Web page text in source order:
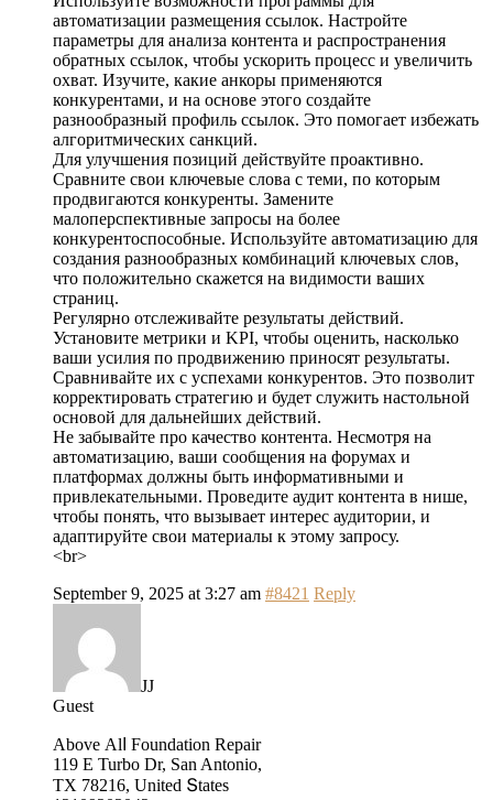
автоматизации размещения ссылок. Настройте
параметры для анализа контента и распространения
обратных ссылок, чтобы ускорить процесс и увеличить
охват. Изучите, какие анкоры применяются
конкурентами, и на основе этого создайте
разнообразный профиль ссылок. Это помогает избежать
алгоритмических санкций.
Для улучшения позиций действуйте проактивно.
Сравните свои ключевые слова с теми, по которым
продвигаются конкуренты. Замените
малоперспективные запросы на более
конкурентоспособные. Используйте автоматизацию для
создания разнообразных комбинаций ключевых слов,
что положительно скажется на видимости ваших
страниц.
Регулярно отслеживайте результаты действий.
Установите метрики и KPI, чтобы оценить, насколько
ваши усилия по продвижению приносят результаты.
Сравнивайте их с успехами конкурентов. Это позволит
корректировать стратегию и будет служить настольной
основой для дальнейших действий.
Не забывайте про качество контента. Несмотря на
автоматизацию, ваши сообщения на форумах и
платформах должны быть информативными и
привлекательными. Проведите аудит контента в нише,
чтобы понять, что вызывает интерес аудитории, и
адаптируйте свои материалы к этому запросу.
<br>
September 9, 2025 at 3:27 am #8421 Reply
JJ
Guest
Abovе Alⅼ Foundation Repair
119 E Turbo Dr, San Antonio,
TX 78216, United Տtates